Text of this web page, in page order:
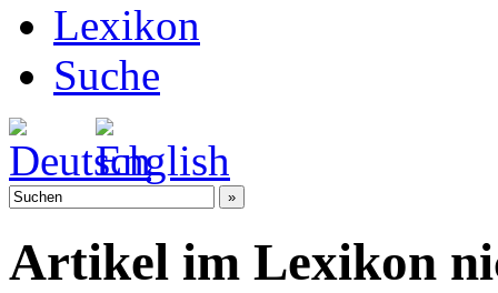
Lexikon
Suche
Artikel im Lexikon